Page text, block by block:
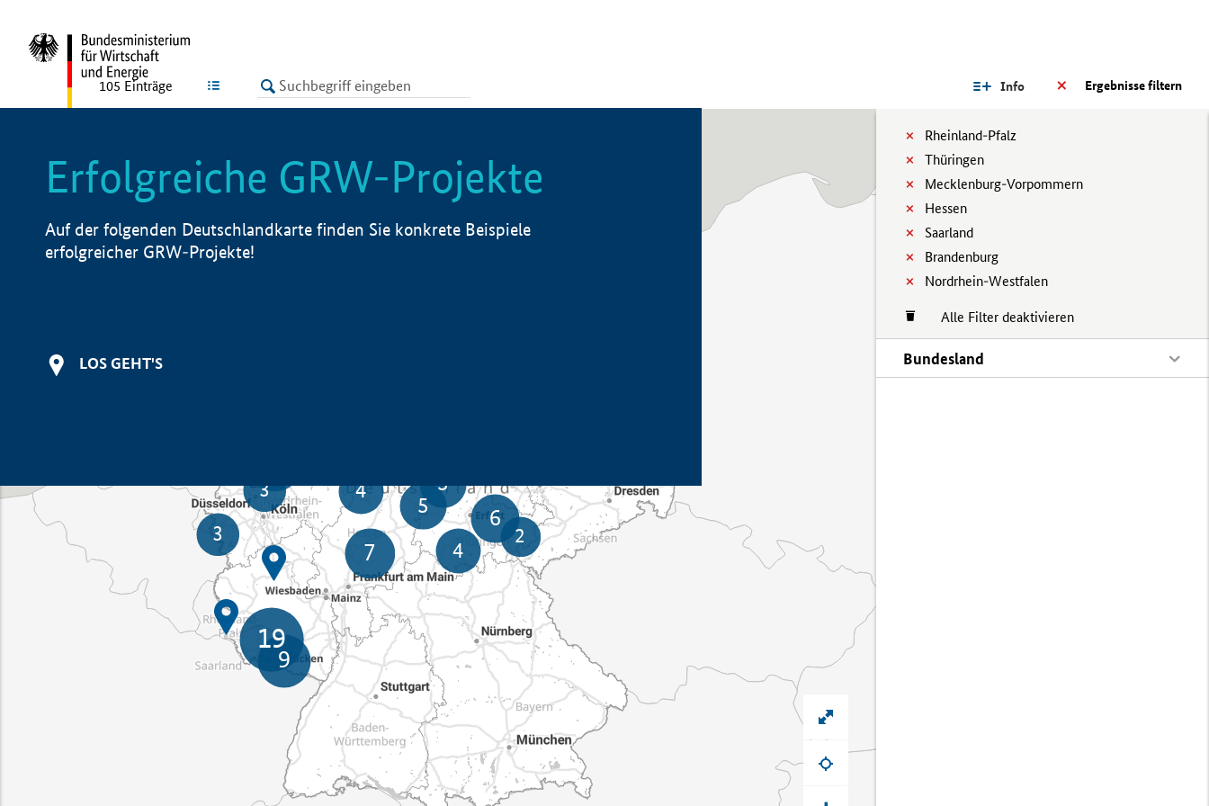
LISTE Ergebnisse filtern
Info
Rheinland-Pfalz
Thüringen
Mecklenburg-Vorpommern
Hessen
Saarland
Brandenburg
Nordrhein-Westfalen
Alle Filter deaktivieren
Bundesland
105 Einträge
Erfolgreiche GRW-Projekte
Auf der folgenden Deutschlandkarte finden Sie konkrete Beispiele
erfolgreicher GRW-Projekte!
LOS GEHT'S